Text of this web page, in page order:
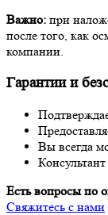
Важно: при
после того, как
компании.
Гарантии и
Вы всегда
Есть вопросы по
Свяжитесь с нами